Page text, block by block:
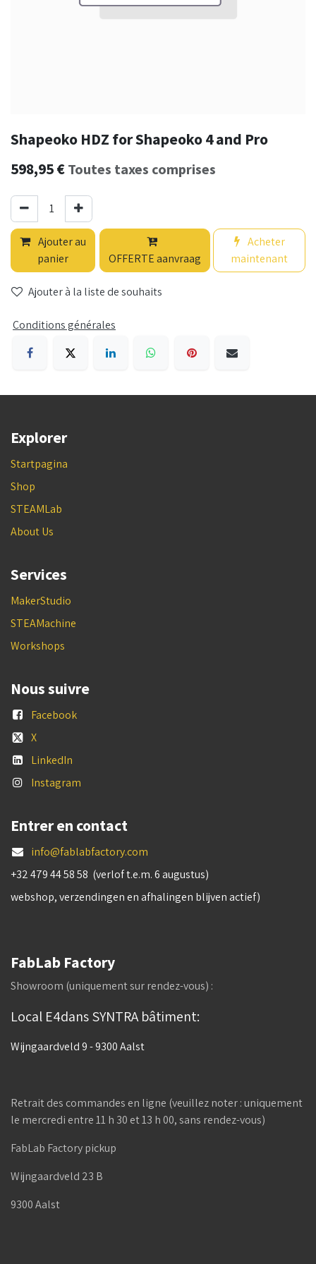
Shapeoko HDZ for Shapeoko 4 and Pro
598,95€ Toutes taxes comprises
Ajouter au
panier
OFFERTE aanvraag
Acheter
maintenant
Ajouter à la liste de souhaits
Conditions générales
Explorer
Startpagina
Shop
STEAMLab
About Us
Services
MakerStudio
STEAMachine
Workshops
Nous suivre
Facebook
X
LinkedIn
Instagram
Entrer en contact
info@fablabfactory.com
+32 479 44 58 58 (verlof t.e.m. 6 augustus)
webshop, verzendingen en afhalingen blijven actief)
FabLab Factory
Showroom (uniquement sur rendez-vous) :
Local E4dans SYNTRA bâtiment:
Wijngaardveld 9 - 9300 Aalst
Retrait des commandes en ligne (veuillez noter : uniquement
le mercredi entre 11 h 30 et 13 h 00, sans rendez-vous)
FabLab Factory pickup
Wijngaardveld 23 B
9300 Aalst